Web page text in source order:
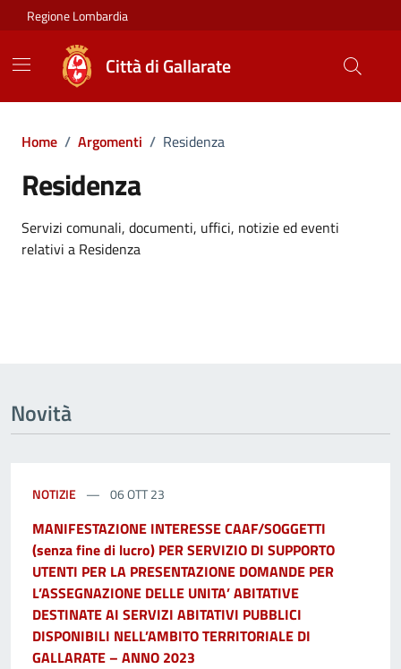
Vai ai contenuti
Vai al footer
Regione Lombardia
Città di Gallarate
Home / Argomenti / Residenza
Residenza
Dettagli dell'argomento
Servizi comunali, documenti, uffici, notizie ed eventi
relativi a Residenza
Novità
NOTIZIE 06 OTT 23
MANIFESTAZIONE INTERESSE CAAF/SOGGETTI
(senza fine di lucro) PER SERVIZIO DI SUPPORTO
UTENTI PER LA PRESENTAZIONE DOMANDE PER
L’ASSEGNAZIONE DELLE UNITA’ ABITATIVE
DESTINATE AI SERVIZI ABITATIVI PUBBLICI
DISPONIBILI NELL’AMBITO TERRITORIALE DI
GALLARATE – ANNO 2023